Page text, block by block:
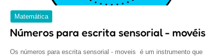
Matemática
Números para escrita sensorial - movéis
Os números para escrita sensorial - moveis é um instrumento que